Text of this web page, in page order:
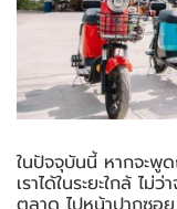
ในปัจจุบันนี้ หากจะพู
เราได้ในระยะใกล้ ไม่